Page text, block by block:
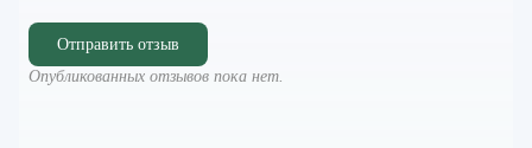
Отправить отзыв
Опубликованных отзывов пока нет.